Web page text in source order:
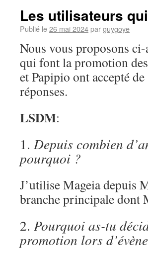
Les utilisateurs
Publié le26 mai 2024parguygoye
Nous vous proposons
qui font la promotion
et Papipio ont accepté
réponses.
LSDM:
1. Depuis combien
pourquoi ?
J’utilise Mageia depuis
branche principale dont
2. Pourquoi as-tu
promotion lors